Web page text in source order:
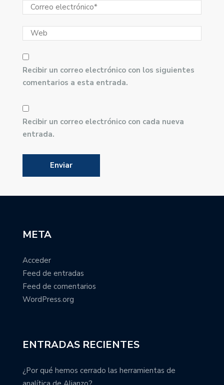
Recibir un correo electrónico con los siguientes
comentarios a esta entrada.
Recibir un correo electrónico con cada nueva
entrada.
META
Acceder
Feed de entradas
Feed de comentarios
WordPress.org
ENTRADAS RECIENTES
¿Por qué hemos cerrado las herramientas de